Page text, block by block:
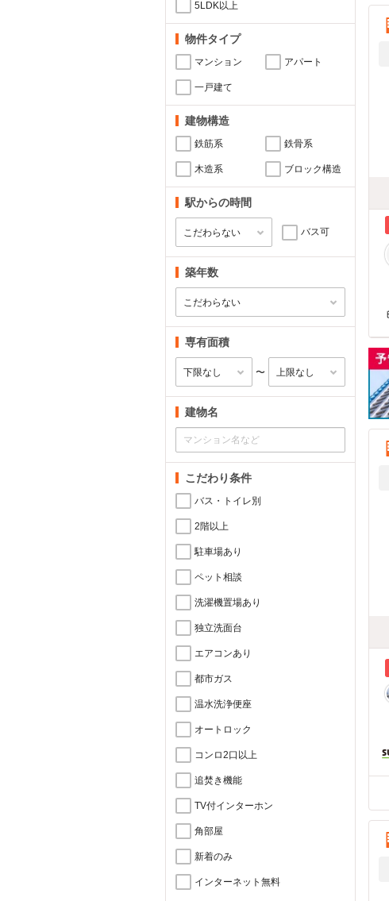
5LDK以上
物件タイプ
マンション アパート
一戸建て
建物構造
鉄筋系 鉄骨系
木造系 ブロック構造
駅からの時間
バス可
築年数
専有面積
〜
建物名
こだわり条件
バス・トイレ別
2階以上
駐車場あり
ペット相談
洗濯機置場あり
独立洗面台
エアコンあり
都市ガス
温水洗浄便座
オートロック
コンロ2口以上
追焚き機能
TV付インターホン
角部屋
新着のみ
インターネット無料